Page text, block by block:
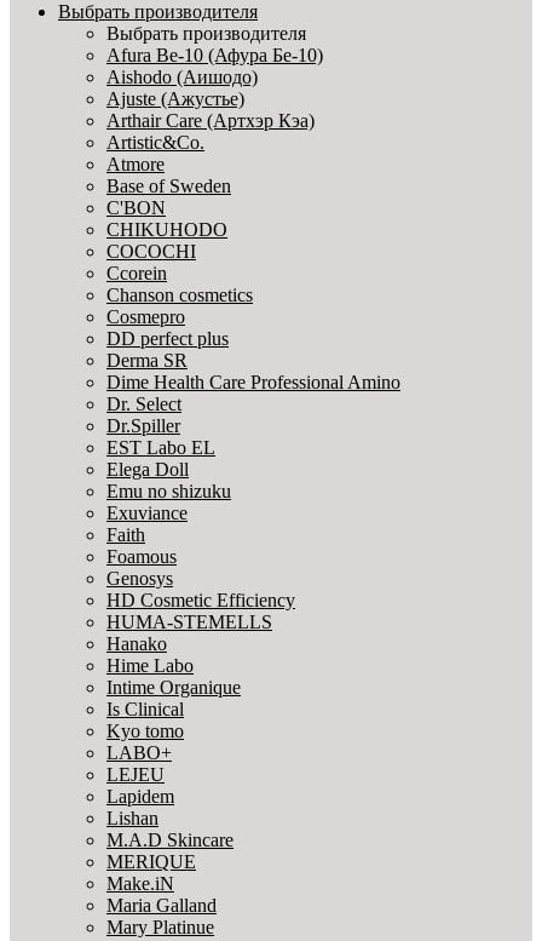
Выбрать производителя
Выбрать производителя
Afura Be-10 (Афура Бе-10)
Aishodo (Аишодо)
Ajuste (Ажустье)
Arthair Care (Артхэр Кэа)
Artistic&Co.
Atmore
Base of Sweden
C'BON
CHIKUHODO
COCOCHI
Ccorein
Chanson cosmetics
Cosmepro
DD perfect plus
Derma SR
Dime Health Care Professional Amino
Dr. Select
Dr.Spiller
EST Labo EL
Elega Doll
Emu no shizuku
Exuviance
Faith
Foamous
Genosys
HD Cosmetic Efficiency
HUMA-STEMELLS
Hanako
Hime Labo
Intime Organique
Is Clinical
Kyo tomo
LABO+
LEJEU
Lapidem
Lishan
M.A.D Skincare
MERIQUE
Make.iN
Maria Galland
Mary Platinue